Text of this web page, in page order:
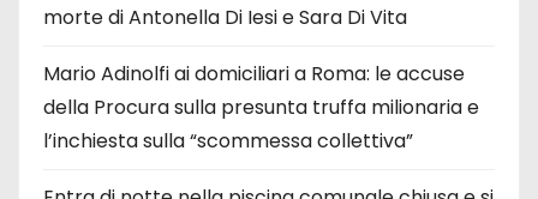
morte di Antonella Di Iesi e Sara Di Vita
Mario Adinolfi ai domiciliari a Roma: le accuse
della Procura sulla presunta truffa milionaria e
l’inchiesta sulla “scommessa collettiva”